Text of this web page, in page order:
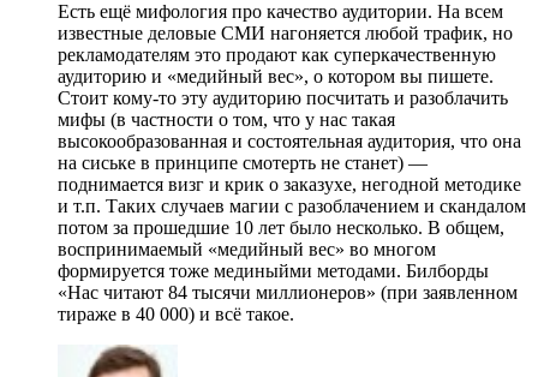
Есть ещё мифология про качество аудитории. На всем
известные деловые СМИ нагоняется любой трафик, но
рекламодателям это продают как суперкачественную
аудиторию и «медийный вес», о котором вы пишете.
Стоит кому-то эту аудиторию посчитать и разоблачить
мифы (в частности о том, что у нас такая
высокообразованная и состоятельная аудитория, что она
на сиське в принципе смотерть не станет) —
поднимается визг и крик о заказухе, негодной методике
и т.п. Таких случаев магии с разоблачением и скандалом
потом за прошедшие 10 лет было несколько. В общем,
воспринимаемый «медийный вес» во многом
формируется тоже мединыйми методами. Билборды
«Нас читают 84 тысячи миллионеров» (при заявленном
тираже в 40 000) и всё такое.